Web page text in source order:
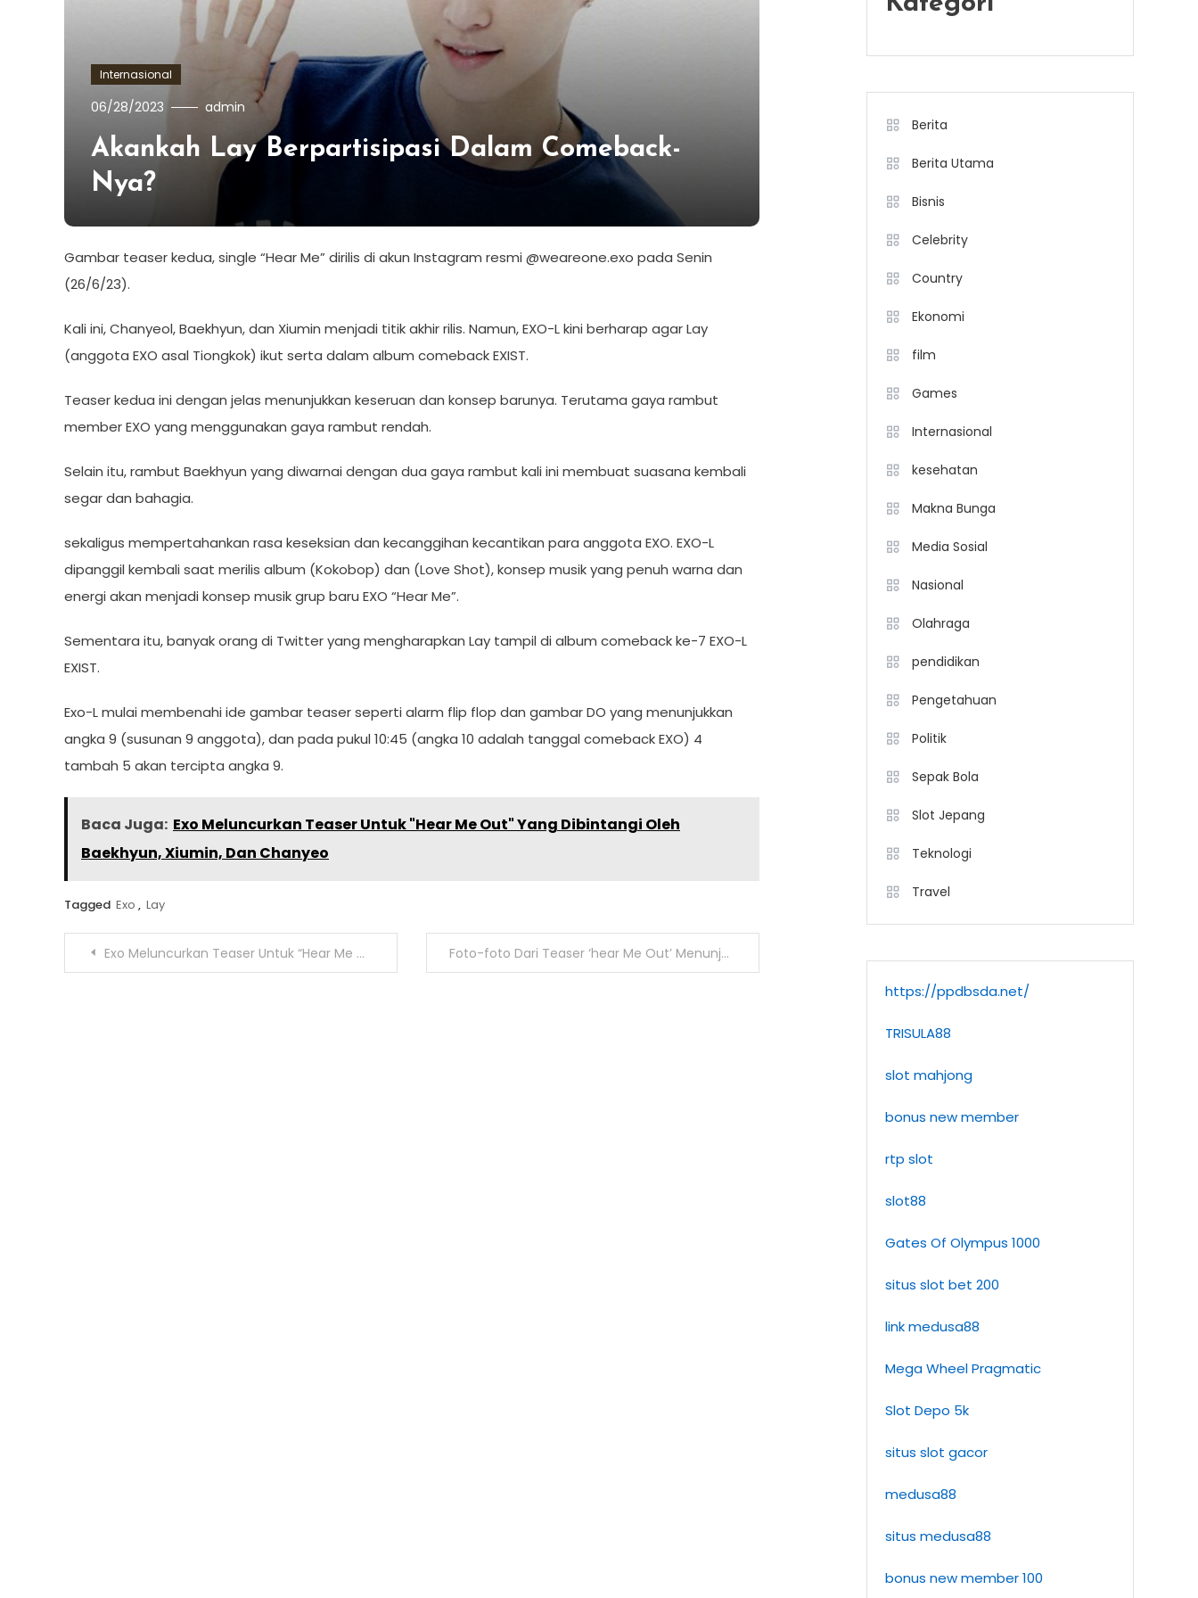
Internasional
06/28/2023 admin
Akankah Lay Berpartisipasi Dalam Comeback-
Nya?
Gambar teaser kedua, single “Hear Me” dirilis di akun Instagram resmi @weareone.exo pada Senin
(26/6/23).
Kali ini, Chanyeol, Baekhyun, dan Xiumin menjadi titik akhir rilis. Namun, EXO-L kini berharap agar Lay
(anggota EXO asal Tiongkok) ikut serta dalam album comeback EXIST.
Teaser kedua ini dengan jelas menunjukkan keseruan dan konsep barunya. Terutama gaya rambut
member EXO yang menggunakan gaya rambut rendah.
Selain itu, rambut Baekhyun yang diwarnai dengan dua gaya rambut kali ini membuat suasana kembali
segar dan bahagia.
sekaligus mempertahankan rasa keseksian dan kecanggihan kecantikan para anggota EXO. EXO-L
dipanggil kembali saat merilis album (Kokobop) dan (Love Shot), konsep musik yang penuh warna dan
energi akan menjadi konsep musik grup baru EXO “Hear Me”.
Sementara itu, banyak orang di Twitter yang mengharapkan Lay tampil di album comeback ke-7 EXO-L
EXIST.
Exo-L mulai membenahi ide gambar teaser seperti alarm flip flop dan gambar DO yang menunjukkan
angka 9 (susunan 9 anggota), dan pada pukul 10:45 (angka 10 adalah tanggal comeback EXO) 4
tambah 5 akan tercipta angka 9.
Baca Juga: Exo Meluncurkan Teaser Untuk "Hear Me Out" Yang Dibintangi Oleh
Baekhyun, Xiumin, Dan Chanyeo
Tagged Exo , Lay
Navigasi
Exo Meluncurkan Teaser Untuk “Hear Me Out” Yang Dibintangi Oleh Baekhyun, Xiumin, Dan Chanyeo Foto-foto Dari Teaser ‘hear Me Out’ Menunjukkan D.o Exo Terlihat Seperti Pendatang Baru. Trending Sekarang Adalah Sehun Dan Suho
Berita
Berita Utama
Bisnis
Celebrity
Country
Ekonomi
film
Games
Internasional
kesehatan
Makna Bunga
Media Sosial
Nasional
Olahraga
pendidikan
Pengetahuan
Politik
Sepak Bola
Slot Jepang
Teknologi
Travel
https://ppdbsda.net/
TRISULA88
slot mahjong
bonus new member
rtp slot
slot88
Gates Of Olympus 1000
situs slot bet 200
link medusa88
Mega Wheel Pragmatic
Slot Depo 5k
situs slot gacor
medusa88
situs medusa88
bonus new member 100